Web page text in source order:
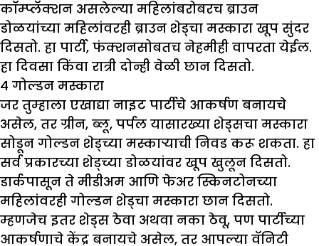
कॉम्प्लॅक्शन असलेल्या महिलांबरोबरच ब्राउन
डोळयांच्या महिलांवरही ब्राउन शेड्चा मस्कारा खूप सुंदर
दिसतो. हा पार्टी, फंक्शनसोबतच नेहमीही वापरता येईल.
हा दिवसा किंवा रात्री दोन्ही वेळी छान दिसतो.
4 गोल्डन मस्कारा
जर तुम्हाला एखाद्या नाइट पार्टीचे आकर्षण बनायचे
असेल, तर ग्रीन, ब्लू, पर्पल यासारख्या शेड्सचा मस्कारा
सोडून गोल्डन शेड्च्या मस्काऱ्याची निवड करू शकता. हा
सर्व प्रकारच्या शेड्च्या डोळयांवर खूप खुलून दिसतो.
डार्कपासून ते मीडीअम आणि फेअर स्किनटोनच्या
महिलांवरही गोल्डन शेड्चा मस्कारा छान दिसतो.
म्हणजेच इतर शेड्स ठेवा अथवा नका ठेवू, पण पार्टीच्या
आकर्षणाचे केंद्र बनायचे असेल, तर आपल्या वॅनिटी